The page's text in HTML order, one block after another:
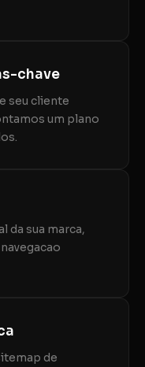
chave
seu cliente
um plano
da sua marca,
de